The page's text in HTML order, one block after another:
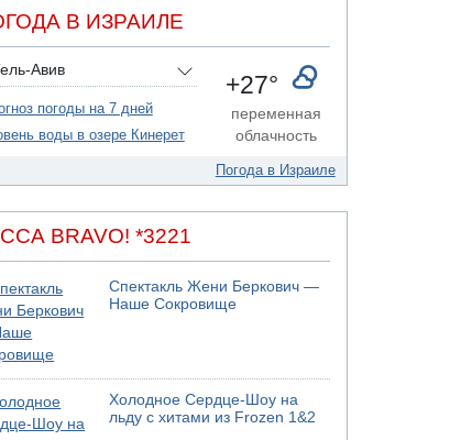
05.08.2026 18:30
обороны "Хец"
05.08.2026 18:28
призывает израильтян срочно сдавать
посол Израиля в ООН Гилад Эрдан
партии
05.08.2026 13:49
Израиля на берег выбросило тело
05.08.2026 13:32
горят новые склады
05.08.2026 10:19
сообщают об атаке по Саудовскому
05.08.2026 10:16
активисты пытались ворваться в офис
В ИЗРАИЛЕ
Авив
погоды на 7 дней
воды в озере Кинерет
+27°
переменная
облачность
Погода в Израиле
BRAVO! *3221
Спектакль Жени Беркович —
Наше Сокровище
Холодное Сердце-Шоу на
льду с хитами из Frozen 1&2